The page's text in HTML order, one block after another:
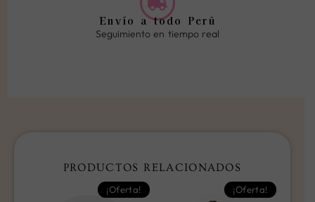
Envío a todo Perú
Seguimiento en tiempo real
PRODUCTOS RELACIONADOS
¡Oferta!
EL
PRECIO
EL
PRECIO
Este
¡Oferta!
EL
PRECIO
EL
PRECIO
Este